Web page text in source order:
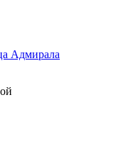
Адмирала